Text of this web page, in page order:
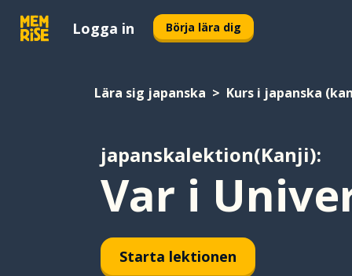
Logga in Börja lära dig
Lära sig japanska Kurs i japanska
japanskalektion(Kanji):
Var i
Starta lektionen